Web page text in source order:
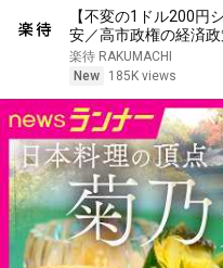
【不変の1ドル200円
安／高市政権の経済
経平均30万円」見通
協調為替介入の真相
楽待 RAKUMACHI
New
185K views